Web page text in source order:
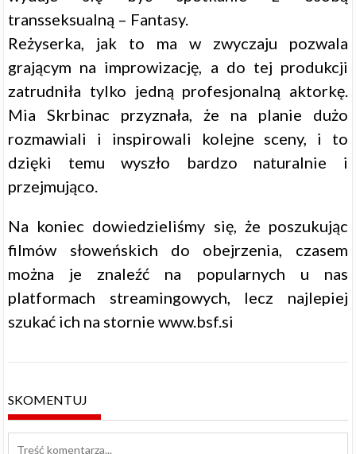
transseksualną – Fantasy.
Reżyserka, jak to ma w zwyczaju pozwala
grającym na improwizację, a do tej produkcji
zatrudniła tylko jedną profesjonalną aktorkę.
Mia Skrbinac przyznała, że na planie dużo
rozmawiali i inspirowali kolejne sceny, i to
dzięki temu wyszło bardzo naturalnie i
przejmująco.
Na koniec dowiedzieliśmy się, że poszukując
filmów słoweńskich do obejrzenia, czasem
można je znaleźć na popularnych u nas
platformach streamingowych, lecz najlepiej
szukać ich na stornie www.bsf.si
SKOMENTUJ